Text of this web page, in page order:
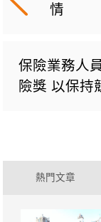
情
保險業務人
險獎 以保持
熱門文章